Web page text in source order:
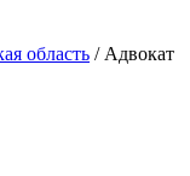
область / Адвокат